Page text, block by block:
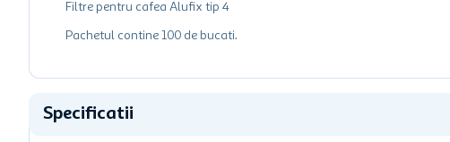
Filtre pentru cafea Alufix tip 4
Pachetul contine 100 de bucati.
Specificatii